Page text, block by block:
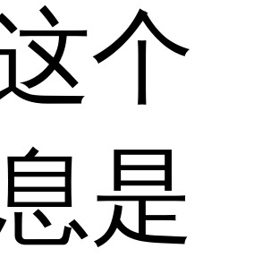
这个
是